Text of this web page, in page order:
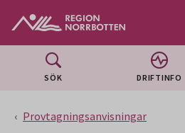
SÖK DRIFTINFO
Provtagningsanvisningar